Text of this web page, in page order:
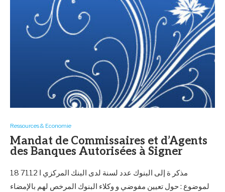
Ressources & Economie
Mandat de Commissaires et d’Agents
des Banques Autorisées à Signer
18 7112 مذكر ة إلى البنوك عدد لسنة لدى البنك المركزي ا
لموضوع : حول تعيين مفوضي و وكلاء البنوك المرخص لهم بالإمضاء